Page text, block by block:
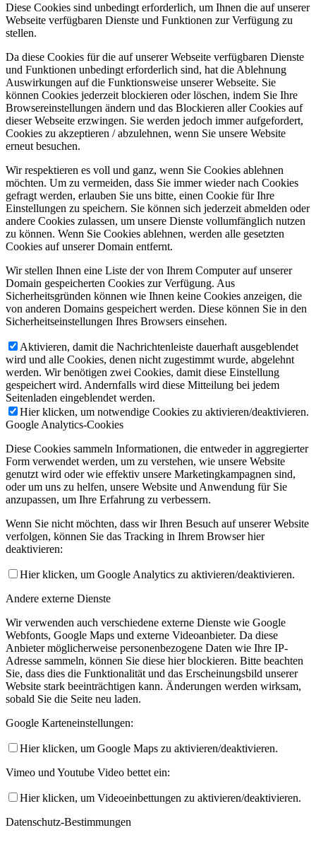
Diese Cookies sind unbedingt erforderlich, um Ihnen die auf unserer
Webseite verfügbaren Dienste und Funktionen zur Verfügung zu
stellen.
Da diese Cookies für die auf unserer Webseite verfügbaren Dienste
und Funktionen unbedingt erforderlich sind, hat die Ablehnung
Auswirkungen auf die Funktionsweise unserer Webseite. Sie
können Cookies jederzeit blockieren oder löschen, indem Sie Ihre
Browsereinstellungen ändern und das Blockieren aller Cookies auf
dieser Webseite erzwingen. Sie werden jedoch immer aufgefordert,
Cookies zu akzeptieren / abzulehnen, wenn Sie unsere Website
erneut besuchen.
Wir respektieren es voll und ganz, wenn Sie Cookies ablehnen
möchten. Um zu vermeiden, dass Sie immer wieder nach Cookies
gefragt werden, erlauben Sie uns bitte, einen Cookie für Ihre
Einstellungen zu speichern. Sie können sich jederzeit abmelden oder
andere Cookies zulassen, um unsere Dienste vollumfänglich nutzen
zu können. Wenn Sie Cookies ablehnen, werden alle gesetzten
Cookies auf unserer Domain entfernt.
Wir stellen Ihnen eine Liste der von Ihrem Computer auf unserer
Domain gespeicherten Cookies zur Verfügung. Aus
Sicherheitsgründen können wie Ihnen keine Cookies anzeigen, die
von anderen Domains gespeichert werden. Diese können Sie in den
Sicherheitseinstellungen Ihres Browsers einsehen.
Aktivieren, damit die Nachrichtenleiste dauerhaft ausgeblendet
wird und alle Cookies, denen nicht zugestimmt wurde, abgelehnt
werden. Wir benötigen zwei Cookies, damit diese Einstellung
gespeichert wird. Andernfalls wird diese Mitteilung bei jedem
Seitenladen eingeblendet werden.
Hier klicken, um notwendige Cookies zu aktivieren/deaktivieren.
Google Analytics-Cookies
Diese Cookies sammeln Informationen, die entweder in aggregierter
Form verwendet werden, um zu verstehen, wie unsere Website
genutzt wird oder wie effektiv unsere Marketingkampagnen sind,
oder um uns zu helfen, unsere Website und Anwendung für Sie
anzupassen, um Ihre Erfahrung zu verbessern.
Wenn Sie nicht möchten, dass wir Ihren Besuch auf unserer Website
verfolgen, können Sie das Tracking in Ihrem Browser hier
deaktivieren:
Hier klicken, um Google Analytics zu aktivieren/deaktivieren.
Andere externe Dienste
Wir verwenden auch verschiedene externe Dienste wie Google
Webfonts, Google Maps und externe Videoanbieter. Da diese
Anbieter möglicherweise personenbezogene Daten wie Ihre IP-
Adresse sammeln, können Sie diese hier blockieren. Bitte beachten
Sie, dass dies die Funktionalität und das Erscheinungsbild unserer
Website stark beeinträchtigen kann. Änderungen werden wirksam,
sobald Sie die Seite neu laden.
Google Karteneinstellungen:
Hier klicken, um Google Maps zu aktivieren/deaktivieren.
Vimeo und Youtube Video bettet ein:
Hier klicken, um Videoeinbettungen zu aktivieren/deaktivieren.
Datenschutz-Bestimmungen